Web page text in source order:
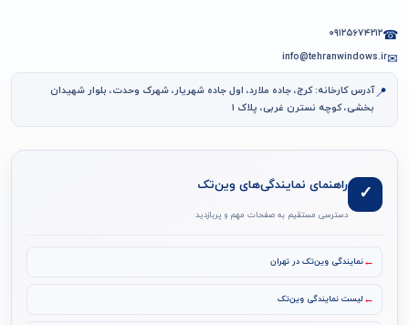
☎۰۹۱۲۵۶۷۴۲۱۲
✉
info@tehranwindows.ir
📍آدرس کارخانه: کرج، جاده ملارد، اول جاده شهریار، شهرک وحدت، بلوار شهیدان
بخشی، کوچه نسترن غربی، پلاک ۱
✓ راهنمای نمایندگی‌های وین‌تک
دسترسی مستقیم به صفحات مهم و پربازدید
←نمایندگی وین‌تک در تهران
← لیست نمایندگی وین‌تک